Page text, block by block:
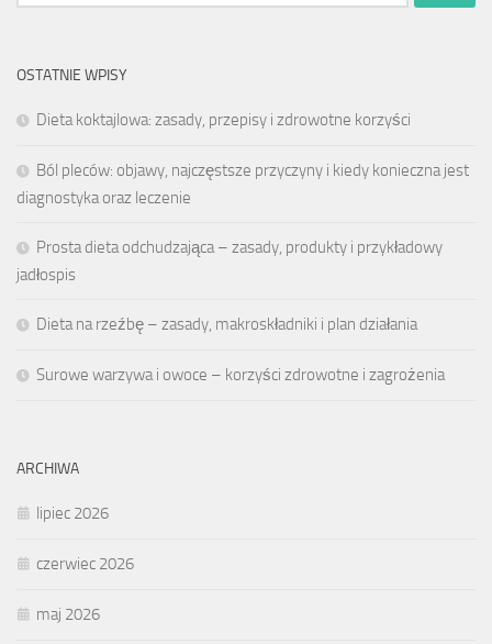
OSTATNIE WPISY
Dieta koktajlowa: zasady, przepisy i zdrowotne korzyści
Ból pleców: objawy, najczęstsze przyczyny i kiedy konieczna jest
diagnostyka oraz leczenie
Prosta dieta odchudzająca – zasady, produkty i przykładowy
jadłospis
Dieta na rzeźbę – zasady, makroskładniki i plan działania
Surowe warzywa i owoce – korzyści zdrowotne i zagrożenia
ARCHIWA
lipiec 2026
czerwiec 2026
maj 2026